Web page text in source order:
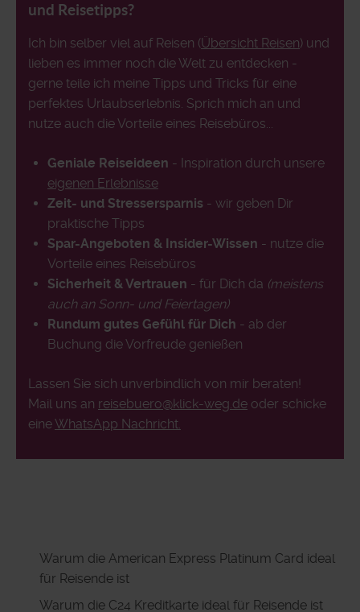
und Reisetipps?
Ich bin selber viel auf Reisen (Übersicht Reisen) und
lieben es immer noch die Welt zu entdecken -
gerne teile ich meine Tipps und Tricks für eine
perfektes Urlaubserlebnis. Sprich mich an und
nutze auch die Vorteile eines Reisebüros...
Geniale Reiseideen - Inspiration durch unsere
eigenen Erlebnisse
Zeit- und Stressersparnis - wir geben Dir
praktische Tipps
Spar-Angeboten & Insider-Wissen - nutze die
Vorteile eines Reisebüros
Sicherheit & Vertrauen - für Dich da (meistens
auch an Sonn- und Feiertagen)
Rundum gutes Gefühl für Dich - ab der
Buchung die Vorfreude genießen
Lassen Sie sich unverbindlich von mir beraten!
Mail uns an reisebuero@klick-weg.de oder schicke
eineWhatsApp Nachricht.
Warum die American Express Platinum Card ideal
für Reisende ist
Warum die C24 Kreditkarte ideal für Reisende ist